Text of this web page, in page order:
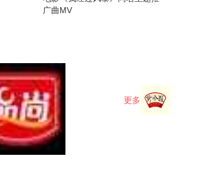
广曲MV
更多